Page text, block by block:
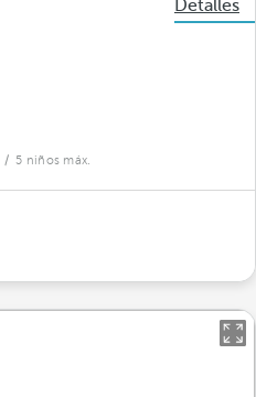
Detalles
/ 5 niños máx.